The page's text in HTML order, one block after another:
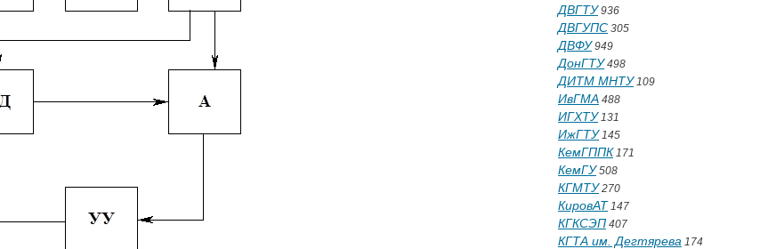
ДВГТУ936
ДВГУПС 305
ДВФУ949
ДонГТУ498
ДИТМ МНТУ109
ИвГМА 488
ИГХТУ131
ИжГТУ145
КемГППК 171
КемГУ508
КГМТУ270
КировАТ 147
КГКСЭП 407
КГТА им. Дегтярева 174